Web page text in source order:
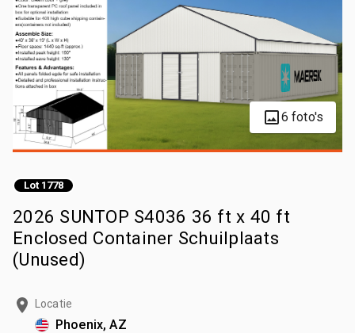
6 foto's
Lot 1778
2026 SUNTOP S4036 36 ft x 40 ft
Enclosed Container Schuilplaats
(Unused)
Locatie
Phoenix, AZ